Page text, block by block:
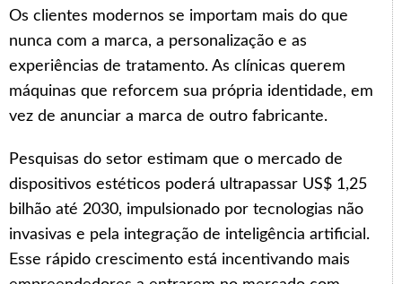
Os clientes modernos se importam mais do que
nunca com a marca, a personalização e as
experiências de tratamento. As clínicas querem
máquinas que reforcem sua própria identidade, em
vez de anunciar a marca de outro fabricante.
Pesquisas do setor estimam que o mercado de
dispositivos estéticos poderá ultrapassar US$ 1,25
bilhão até 2030, impulsionado por tecnologias não
invasivas e pela integração de inteligência artificial.
Esse rápido crescimento está incentivando mais